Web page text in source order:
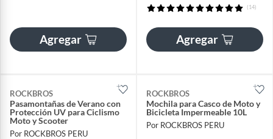
Agregar
(14)
Agregar
ROCKBROS
Pasamontañas de Verano con
Protección UV para Ciclismo
Moto y Scooter
Por ROCKBROS PERU
ROCKBROS
Mochila para Casco de Moto y
Bicicleta Impermeable 10L
Por ROCKBROS PERU